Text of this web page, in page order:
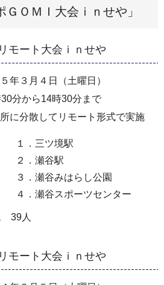
ＧＯＭＩ大会ｉｎせや」
モート大会ｉｎせや
月４日（土曜日）
から14時30分まで
散してリモート形式で実施
境駅
駅
はらし公園
ーツセンター
ーム 39人
モート大会ｉｎせや